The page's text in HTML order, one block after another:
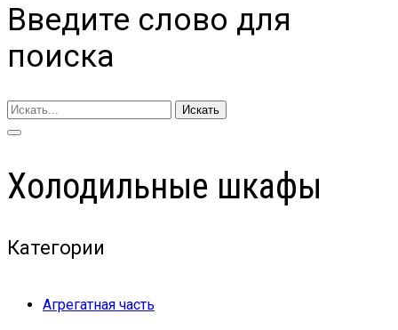
Введите слово для
поиска
Искать
Холодильные шкафы
Категории
Агрегатная часть